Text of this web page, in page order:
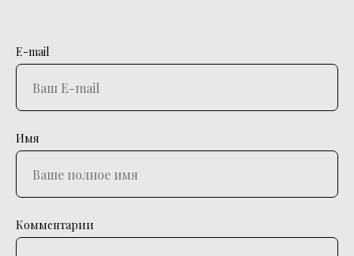
E-mail
Имя
Комментарии